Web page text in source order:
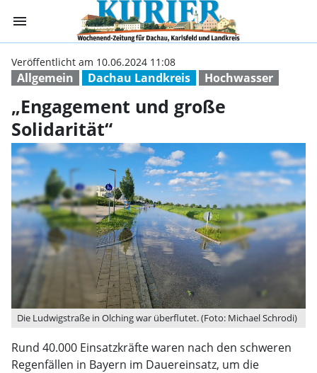
menu „Engagement
Allgemein Dachau Landkreis Hochwasser
Veröffentlicht am 10.06.2024 11:08
„Engagement und große
Solidarität“
Die Ludwigstraße in Olching war überflutet. (Foto: Michael Schrodi)
Rund 40.000 Einsatzkräfte waren nach den schweren
Regenfällen in Bayern im Dauereinsatz, um die